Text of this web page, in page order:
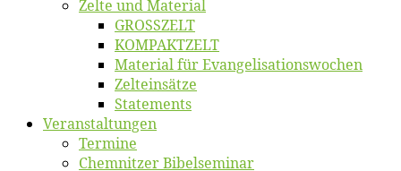
Zel­te und Material
GROSSZELT
KOMPAKTZELT
Ma­te­ri­al für Evangelisationswochen
Zelt­ein­sät­ze
State­ments
Ver­an­stal­tun­gen
Ter­mi­ne
Chemnit­zer Bibelseminar